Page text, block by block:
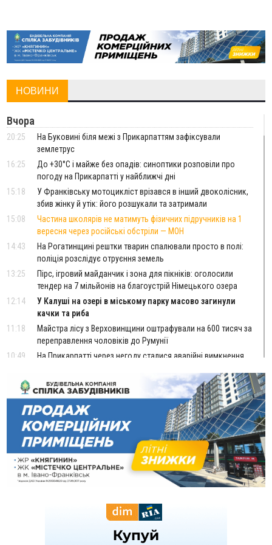
НОВИНИ
Вчора
20:25
На Буковині біля межі з Прикарпаттям зафіксували
землетрус
16:25
До +30°C і майже без опадів: синоптики розповіли про
погоду на Прикарпатті у найближчі дні
15:18
У Франківську мотоцикліст врізався в інший двоколісник,
збив жінку й утік: його розшукали та затримали
15:08
Частина школярів не матимуть фізичних підручників на 1
вересня через російські обстріли — МОН
14:43
На Рогатинщині рештки тварин спалювали просто в полі:
поліція розслідує отруєння земель
13:25
Пірс, ігровий майданчик і зона для пікніків: оголосили
тендер на 7 мільйонів на благоустрій Німецького озера
12:14
У Калуші на озері в міському парку масово загинули
качки та риба
11:18
Майстра лісу з Верховинщини оштрафували на 600 тисяч за
переправлення чоловіків до Румунії
10:49
На Прикарпатті через негоду сталися аварійні вимкнення
10:43
За змову на тендері для Долинської лікарні двох
підприємців оштрафували на 272 тисячі гривень
10:09
Яремчанський суд виніс вирок чоловіку, який у Буковелі
вкрав із супермаркету пляшку віскі за 8,5 тисяч
09:53
В урочищі біля Галича археологи відкопали давньоруську
вагову гирку XII–XIII століть
09:39
У Франківську медики провели серію складних операцій
на аорті
У Богородчанах на "зебрі" водій Audi наїхав на
Загальна площа всіх книгарень України - трохи більше ніж 6